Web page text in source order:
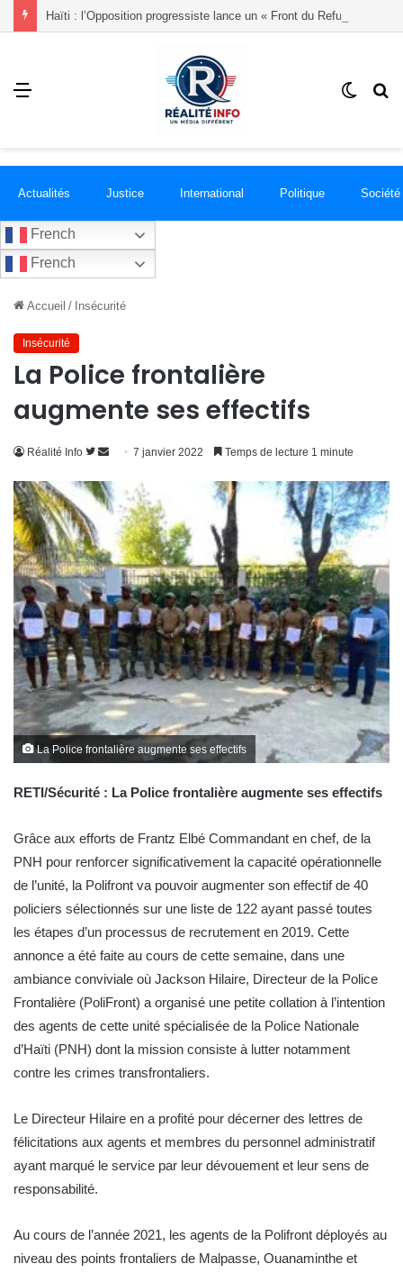
Menu
Switch
Actualités Justice International Politique Société
French
French
Accueil / Insécurité
Insécurité
La Police frontalière
augmente ses effectifs
Réalité Info
Suivre
Twitter
Envoyer
courriel
7 janvier 2022 Temps de lecture 1 minute
La Police frontalière augmente ses effectifs
RETI/Sécurité : La Police frontalière augmente ses effectifs
Grâce aux efforts de Frantz Elbé Commandant en chef, de la
PNH pour renforcer significativement la capacité opérationnelle
de l’unité, la Polifront va pouvoir augmenter son effectif de 40
policiers sélectionnés sur une liste de 122 ayant passé toutes
les étapes d’un processus de recrutement en 2019. Cette
annonce a été faite au cours de cette semaine, dans une
ambiance conviviale où Jackson Hilaire, Directeur de la Police
Frontalière (PoliFront) a organisé une petite collation à l’intention
des agents de cette unité spécialisée de la Police Nationale
d’Haïti (PNH) dont la mission consiste à lutter notamment
contre les crimes transfrontaliers.
Le Directeur Hilaire en a profité pour décerner des lettres de
félicitations aux agents et membres du personnel administratif
ayant marqué le service par leur dévouement et leur sens de
responsabilité.
Au cours de l’année 2021, les agents de la Polifront déployés au
niveau des points frontaliers de Malpasse, Ouanaminthe et